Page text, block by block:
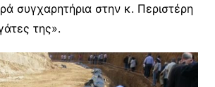
συγχαρητήρια στην κ. Περιστέρη
της».